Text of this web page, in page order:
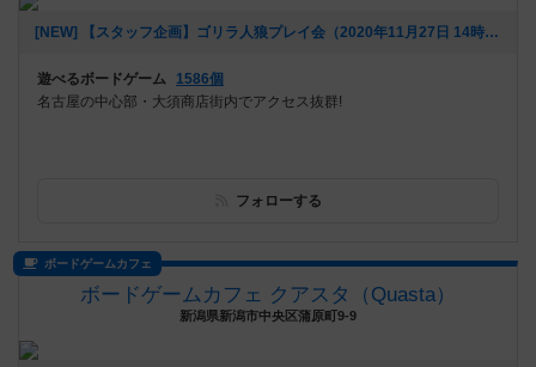
[NEW] 【スタッフ企画】ゴリラ人狼プレイ会（2020年11月27日 14時27分）
遊べるボードゲーム
1586個
名古屋の中心部・大須商店街内でアクセス抜群!
フォローする
ボードゲームカフェ
ボードゲームカフェ クアスタ（Quasta）
新潟県新潟市中央区蒲原町9-9